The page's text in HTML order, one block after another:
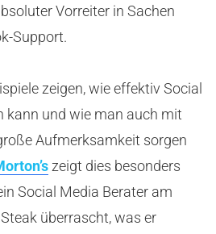
Vorreiter in Sachen
Support.
zeigen, wie effektiv Social
kann und wie man auch mit
Aufmerksamkeit sorgen
zeigt dies besonders
Social Media Berater am
überrascht, was er